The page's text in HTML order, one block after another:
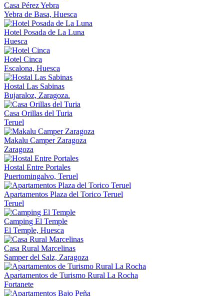
Casa Pérez Yebra
Yebra de Basa, Huesca
Hotel Posada de La Luna
Huesca
Hotel Cinca
Escalona, Huesca
Hostal Las Sabinas
Bujaraloz, Zaragoza.
Casa Orillas del Turia
Teruel
Makalu Camper Zaragoza
Zaragoza
Hostal Entre Portales
Puertomingalvo, Teruel
Apartamentos Plaza del Torico Teruel
Teruel
Camping El Temple
El Temple, Huesca
Casa Rural Marcelinas
Samper del Salz, Zaragoza
Apartamentos de Turismo Rural La Rocha
Fortanete